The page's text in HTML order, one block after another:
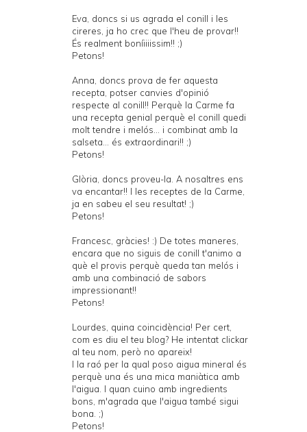
Eva, doncs si us agrada el conill i les
cireres, ja ho crec que l'heu de provar!!
És realment boníiiiissim!! ;)
Petons!
Anna, doncs prova de fer aquesta
recepta, potser canvies d'opinió
respecte al conill!! Perquè la Carme fa
una recepta genial perquè el conill quedi
molt tendre i melós... i combinat amb la
salseta... és extraordinari!! ;)
Petons!
Glòria, doncs proveu-la. A nosaltres ens
va encantar!! I les receptes de la Carme,
ja en sabeu el seu resultat! ;)
Petons!
Francesc, gràcies! :) De totes maneres,
encara que no siguis de conill t'animo a
què el provis perquè queda tan melós i
amb una combinació de sabors
impressionant!!
Petons!
Lourdes, quina coincidència! Per cert,
com es diu el teu blog? He intentat clickar
al teu nom, però no apareix!
I la raó per la qual poso aigua mineral és
perquè una és una mica maniàtica amb
l'aigua. I quan cuino amb ingredients
bons, m'agrada que l'aigua també sigui
bona. ;)
Petons!